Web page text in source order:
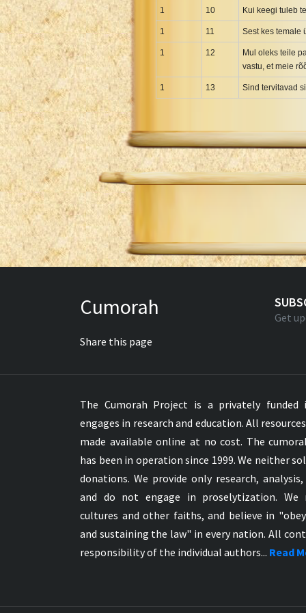
Greek NT Byzantine Majority
Greek NT Textus Receptus
Greek NT Wescott-Hort
Greek Septuagint Old Testament
Hebrew Modern Bible
Icelandic Bible
Indonesian Bahasa Bible
Indonesian Baru Bible
Korean Bible
Maori Genesis Exodus Leviticus
Russian Synodal Bible KOI8
Russian Synodal Bible Win-1251
Shuar New Testament
Spanish RV 1909 Bible
Spanish Sag. Escrituras 1569
Swahili New Testament
Swedish 1917 Bible
Tagalog 1905
Tagalog John and James
1 10 Kui keegi tuleb
1 11 Sest kes temale
1 12
Mul oleks teile
vastu, et meie
1 13 Sind tervitavad
Cumorah
Share this page
Get
The Cumorah Project is a privately
engages in research and education. All
made available online at no cost. The
has been in operation since 1999. We neither
donations. We provide only research, analysis,
and do not engage in proselytization. We
cultures and other faiths, and believe in
and sustaining the law" in every nation. All
responsibility of the individual authors... Read